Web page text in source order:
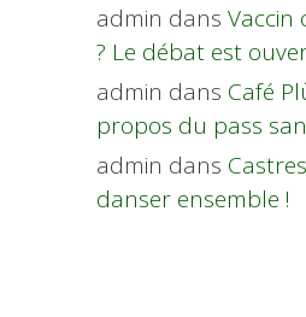
admin dans Vaccin
? Le débat est
admin dans Café
propos du pass
admin dans
danser ensemble !